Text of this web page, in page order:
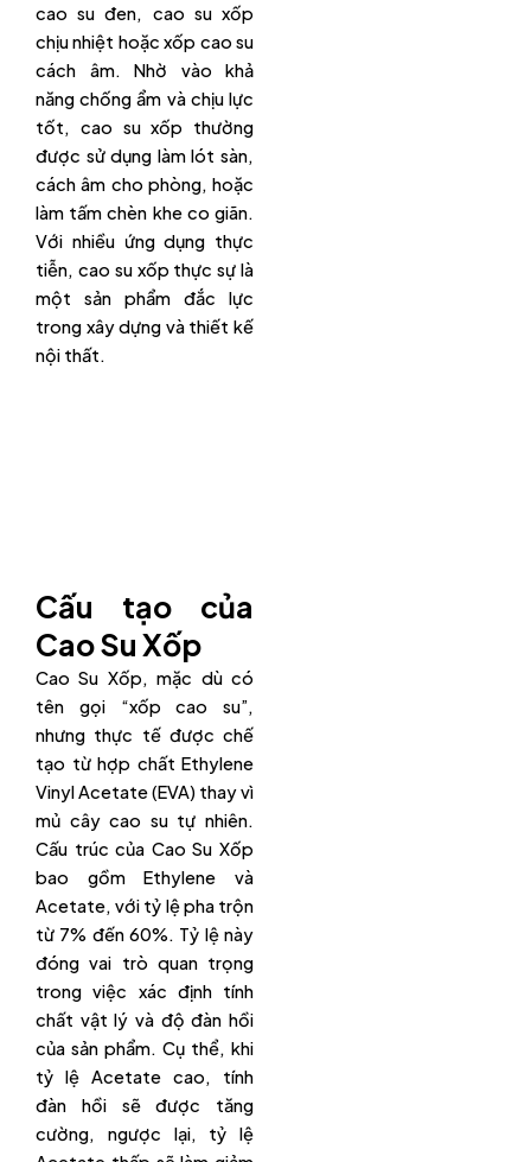
cao su đen, cao su xốp
chịu nhiệt hoặc xốp cao su
cách âm. Nhờ vào khả
năng chống ẩm và chịu lực
tốt, cao su xốp thường
được sử dụng làm lót sàn,
cách âm cho phòng, hoặc
làm tấm chèn khe co giãn.
Với nhiều ứng dụng thực
tiễn, cao su xốp thực sự là
một sản phẩm đắc lực
trong xây dựng và thiết kế
nội thất.
Cấu tạo của
Cao Su Xốp
Cao Su Xốp, mặc dù có
tên gọi “xốp cao su”,
nhưng thực tế được chế
tạo từ hợp chất Ethylene
Vinyl Acetate (EVA) thay vì
mủ cây cao su tự nhiên.
Cấu trúc của Cao Su Xốp
bao gồm Ethylene và
Acetate, với tỷ lệ pha trộn
từ 7% đến 60%. Tỷ lệ này
đóng vai trò quan trọng
trong việc xác định tính
chất vật lý và độ đàn hồi
của sản phẩm. Cụ thể, khi
tỷ lệ Acetate cao, tính
đàn hồi sẽ được tăng
cường, ngược lại, tỷ lệ